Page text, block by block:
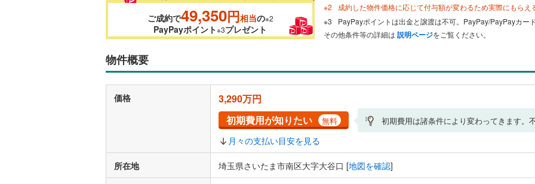
ご成約で49,350円相当の※2
PayPayポイント※3プレゼント
成約した物件価格に応じて付与額が変わるため実際にもらえ
PayPayポイントは出金と譲渡は不可。PayPay/PayPayカー
その他条件等の詳細は 説明ページをご覧ください。
物件概要
価格
3,290万円
初期費用が知りたい
無料 初期費用は諸条件により変わってきます。
月々の支払い目安を見る
所在地 埼玉県さいたま市南区大字大谷口 [地図を確認]